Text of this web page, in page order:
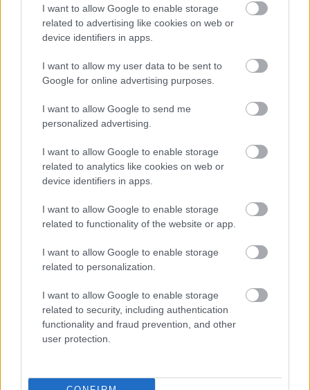
I want to allow Google to enable storage
related to advertising like cookies on web or
device identifiers in apps.
I want to allow my user data to be sent to
Google for online advertising purposes.
I want to allow Google to send me
personalized advertising.
I want to allow Google to enable storage
related to analytics like cookies on web or
device identifiers in apps.
I want to allow Google to enable storage
related to functionality of the website or app.
I want to allow Google to enable storage
related to personalization.
I want to allow Google to enable storage
related to security, including authentication
functionality and fraud prevention, and other
user protection.
Reményik Sándor
Magyar prédikátor Szt. Gallenben
A templom - döbbentő szó -: ezeréves.
A hujrázó vad lovasokat látta.
Perzselve, dúlva áradtak idáig
És a világot hajtották igába.
A templom fogadta be a futókat:
A rettent embert és a rejtett kincset
S falai visszhangozták az imát:
A templom - döbbentő szó -: ugyanaz.
A prédikátor olyan fiatal,
Szelíd szeme dióbarnán mereng.
Ahogy köszönti az ős falakat,